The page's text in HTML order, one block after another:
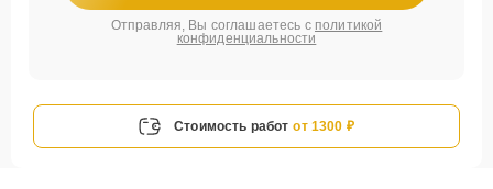
Отправляя, Вы соглашаетесь с политикой
конфиденциальности
Стоимость работ от 1300 ₽